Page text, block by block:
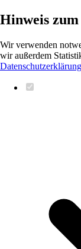
Hinweis
Wir verwenden
wir außerdem
Datenschutzerklärung